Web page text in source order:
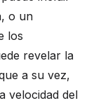
o un
los
revelar la
a su vez,
velocidad del